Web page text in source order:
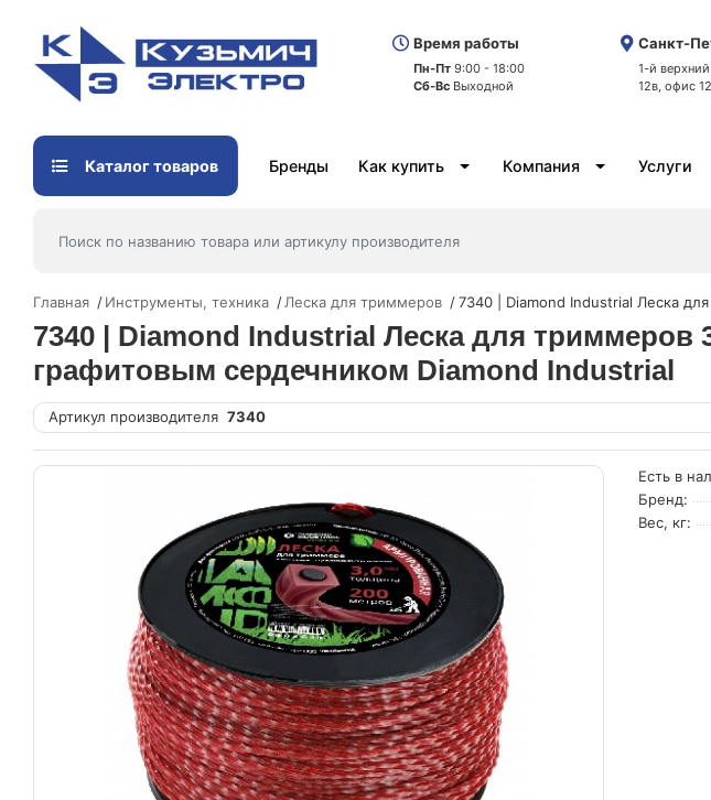
Время работы
Пн-Пт 9:00 - 18:00
Сб-Вс Выходной
Санкт-
1-й
12в, офис
Каталог товаров Бренды Как купить Компания Услуги
Главная Инструменты, техника Леска для триммеров 7340 | Diamond Industrial Леска
7340 | Diamond Industrial Леска для
графитовым сердечником Diamond Industrial
Артикул производителя 7340
Есть в
Бренд:
Вес, кг: